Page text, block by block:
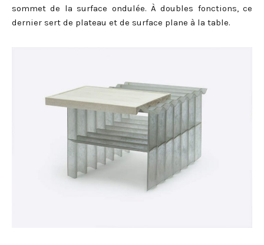
sommet de la surface ondulée. À doubles fonctions, ce
dernier sert de plateau et de surface plane à la table.